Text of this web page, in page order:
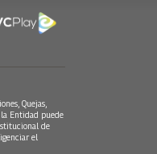
Quejas,
Entidad puede
de
el